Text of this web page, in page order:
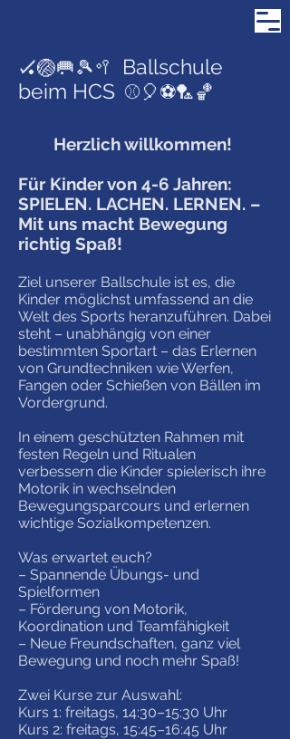
🏑🏐🥅🎾🥍 Ballschule
beim HCS ⚾️🎈⚽️🏸🏀
Herzlich willkommen!
Für Kinder von 4-6 Jahren:
SPIELEN. LACHEN. LERNEN. –
Mit uns macht Bewegung
richtig Spaß!​
Ziel unserer Ballschule ist es, die
Kinder möglichst umfassend an die
Welt des Sports heranzuführen. Dabei
steht – unabhängig von einer
bestimmten Sportart – das Erlernen
von Grundtechniken wie Werfen,
Fangen oder Schießen von Bällen im
Vordergrund.
In einem geschützten Rahmen mit
festen Regeln und Ritualen
verbessern die Kinder spielerisch ihre
Motorik in wechselnden
Bewegungsparcours und erlernen
wichtige Sozialkompetenzen.
Was erwartet euch?
– Spannende Übungs- und
Spielformen
– Förderung von Motorik,
Koordination und Teamfähigkeit
– Neue Freundschaften, ganz viel
Bewegung und noch mehr Spaß!
Zwei Kurse zur Auswahl:
Kurs 1: freitags, 14:30–15:30 Uhr
Kurs 2: freitags, 15:45–16:45 Uhr